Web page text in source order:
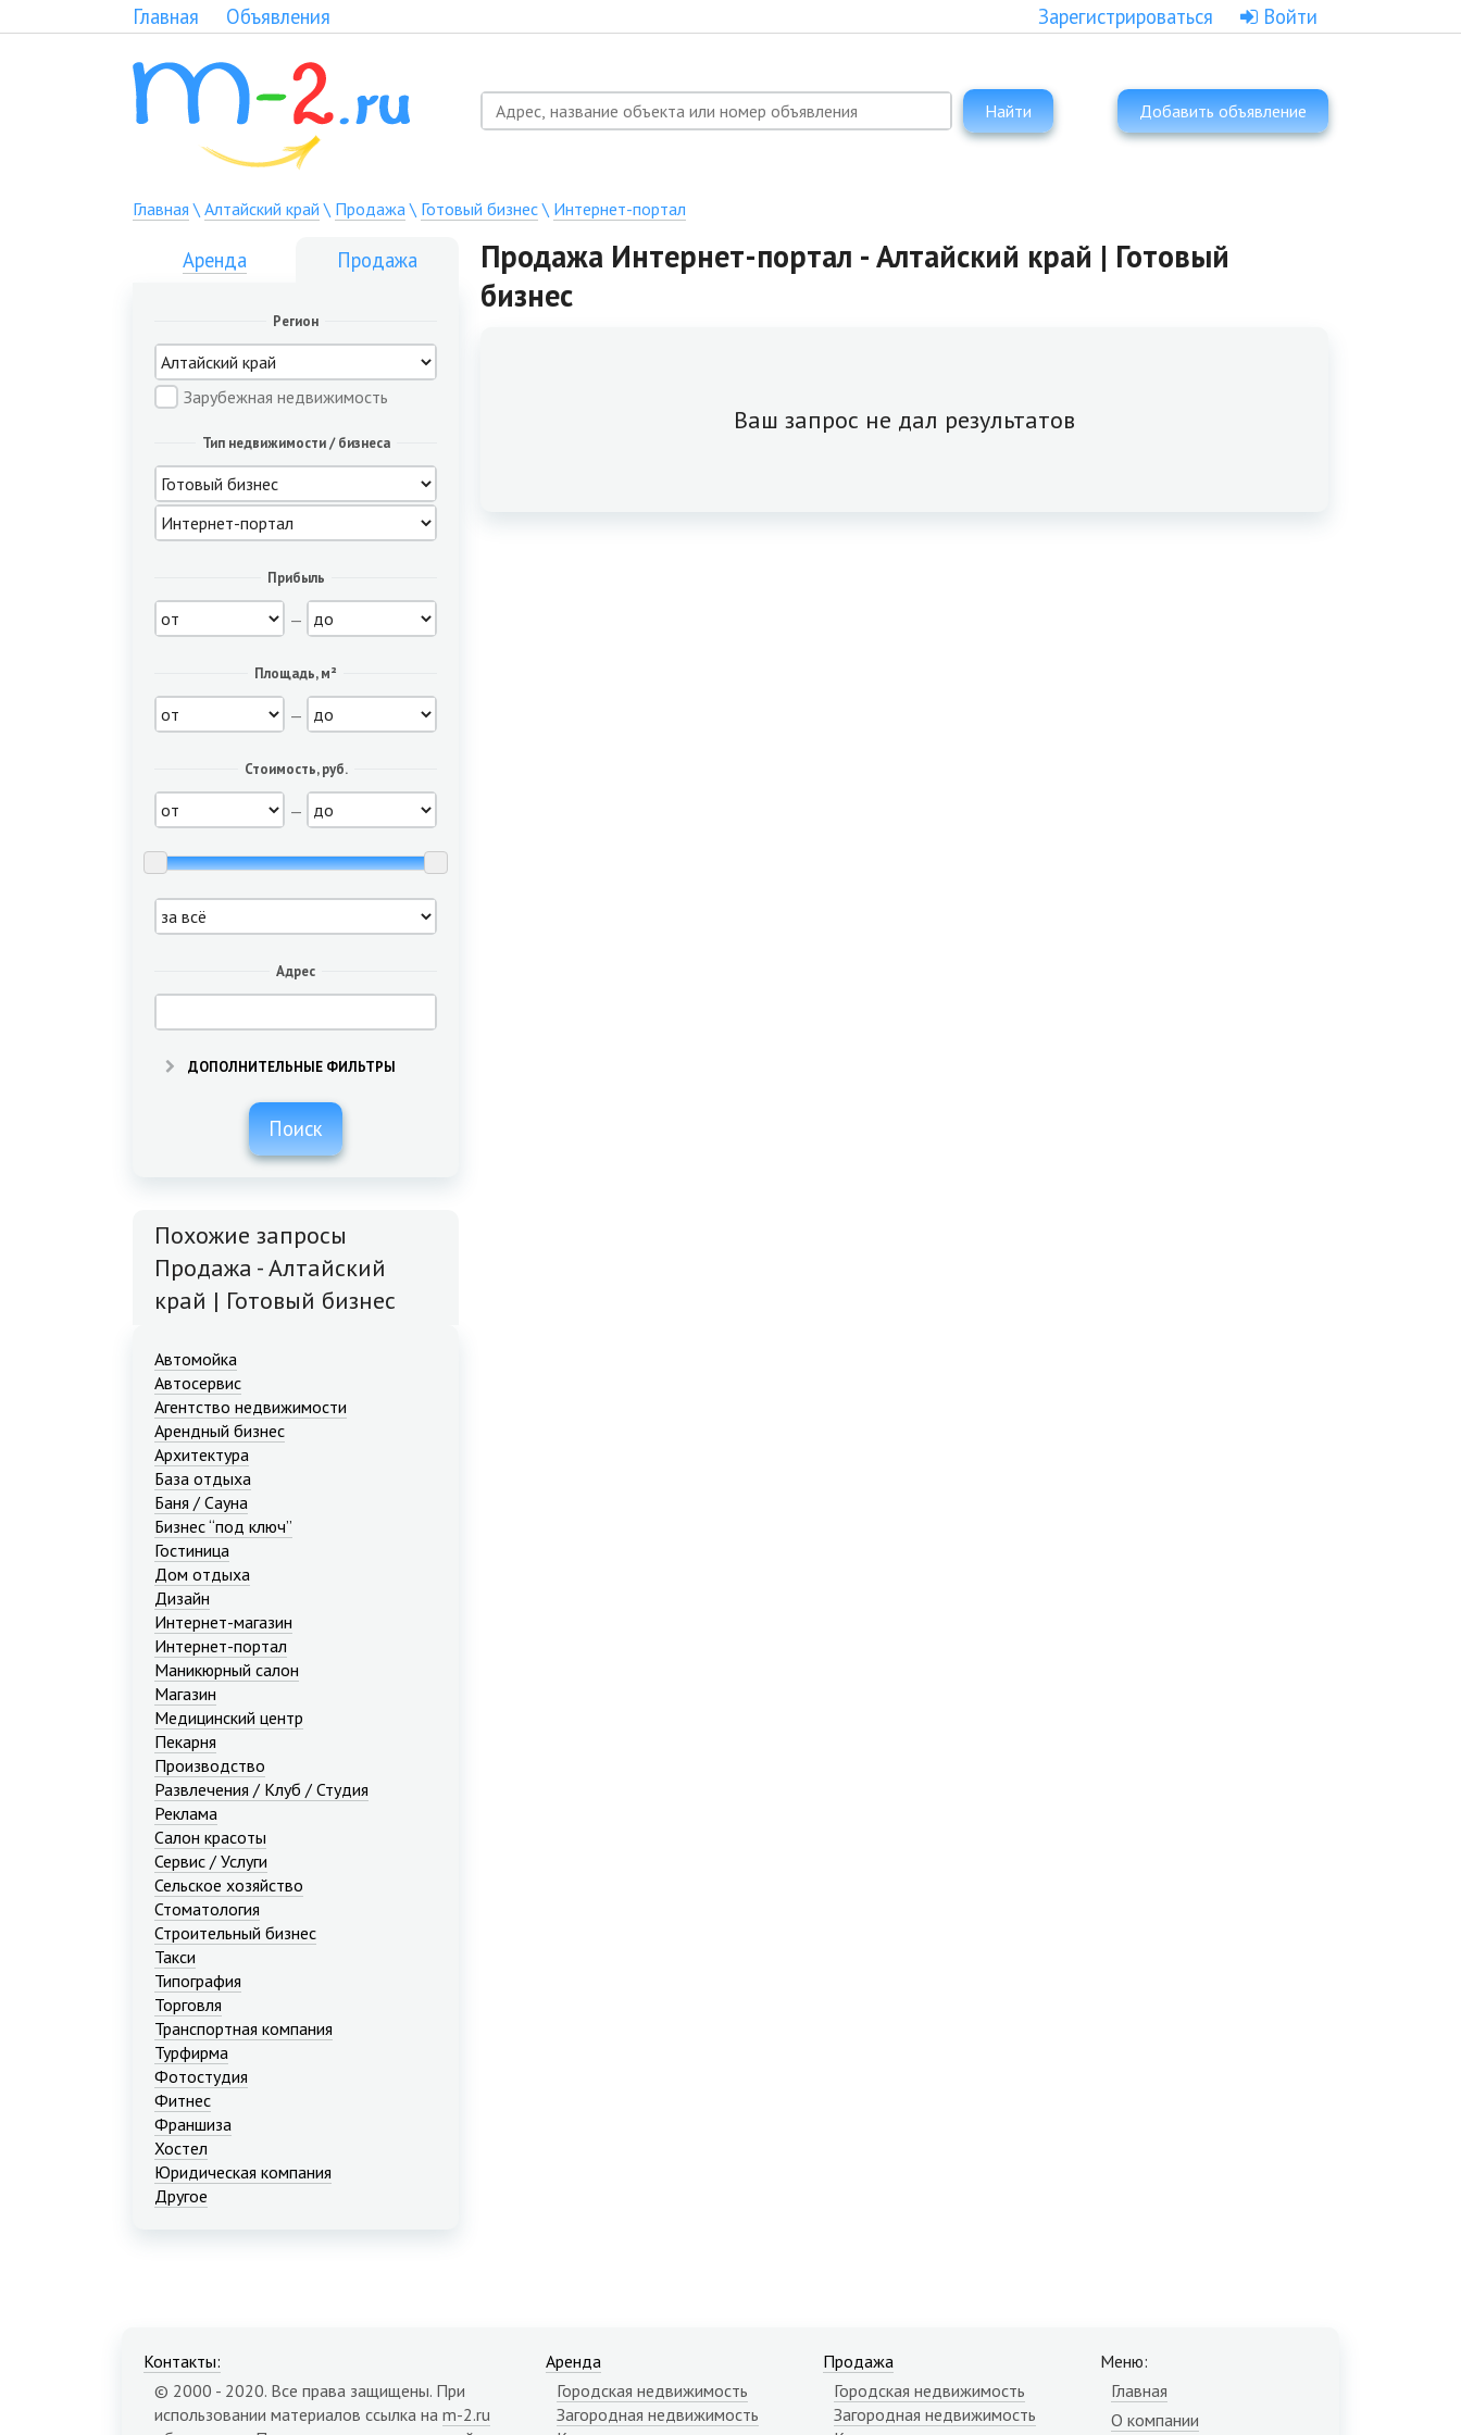
Главная Объявления Зарегистрироваться Войти
Найти Добавить объявление
Главная \ Алтайский край \ Продажа\ Готовый бизнес\ Интернет-портал
Аренда Продажа
Регион
Зарубежная недвижимость
Тип недвижимости / бизнеса
Прибыль
—
Площадь, м²
—
Стоимость, руб.
—
Адрес
ДОПОЛНИТЕЛЬНЫЕ ФИЛЬТРЫ
Поиск
Похожие запросы
Продажа - Алтайский
край | Готовый бизнес
Автомойка
Автосервис
Агентство недвижимости
Арендный бизнес
Архитектура
База отдыха
Баня / Сауна
Бизнес “под ключ”
Гостиница
Дом отдыха
Дизайн
Интернет-магазин
Интернет-портал
Маникюрный салон
Магазин
Медицинский центр
Пекарня
Производство
Развлечения / Клуб / Студия
Реклама
Салон красоты
Сервис / Услуги
Сельское хозяйство
Стоматология
Строительный бизнес
Такси
Типография
Торговля
Транспортная компания
Турфирма
Фотостудия
Фитнес
Франшиза
Хостел
Юридическая компания
Другое
Продажа Интернет-портал - Алтайский край | Готовый
бизнес
Ваш запрос не дал результатов
Контакты:
© 2000 - 2020. Все права защищены. При
использовании материалов ссылка на m-2.ru
Аренда
Городская недвижимость
Загородная недвижимость
Продажа
Городская недвижимость
Загородная недвижимость
Меню:
Главная
О компании